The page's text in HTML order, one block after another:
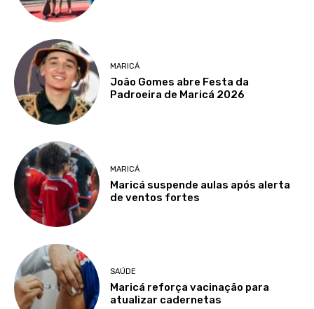
MARICÁ
João Gomes abre Festa da
Padroeira de Maricá 2026
MARICÁ
Maricá suspende aulas após alerta
de ventos fortes
SAÚDE
Maricá reforça vacinação para
atualizar cadernetas